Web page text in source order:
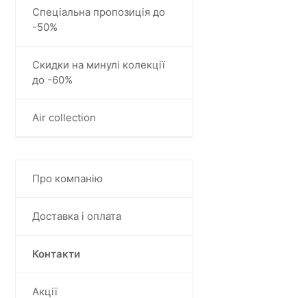
Спеціальна пропозиція до
-50%
Скидки на минулі колекції
до -60%
Air collection
Про компанiю
Доставка і оплата
Контакти
Акції